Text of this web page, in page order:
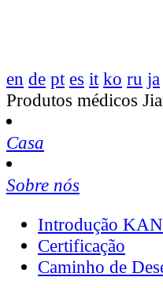
en de pt es it ko ru ja
Produtos médicos
Casa
Sobre nós
Introdução
Certificação
Caminho de